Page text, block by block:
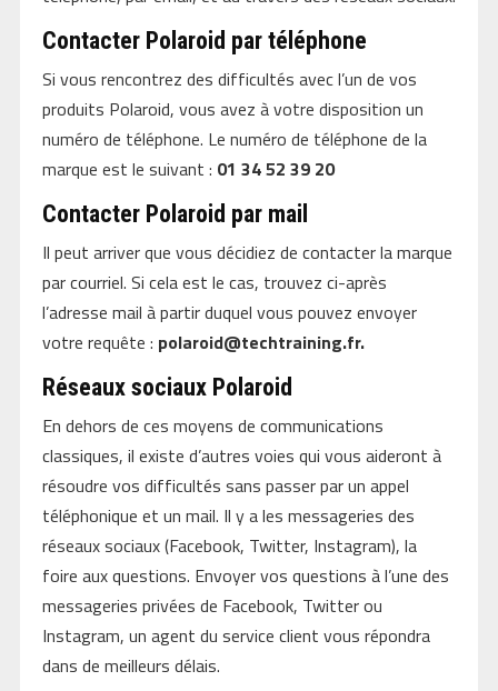
Contacter Polaroid par téléphone
Si vous rencontrez des difficultés avec l’un de vos
produits Polaroid, vous avez à votre disposition un
numéro de téléphone. Le numéro de téléphone de la
marque est le suivant : 01 34 52 39 20
Contacter Polaroid par mail
Il peut arriver que vous décidiez de contacter la marque
par courriel. Si cela est le cas, trouvez ci-après
l’adresse mail à partir duquel vous pouvez envoyer
votre requête : polaroid@techtraining.fr.
Réseaux sociaux Polaroid
En dehors de ces moyens de communications
classiques, il existe d’autres voies qui vous aideront à
résoudre vos difficultés sans passer par un appel
téléphonique et un mail. Il y a les messageries des
réseaux sociaux (Facebook, Twitter, Instagram), la
foire aux questions. Envoyer vos questions à l’une des
messageries privées de Facebook, Twitter ou
Instagram, un agent du service client vous répondra
dans de meilleurs délais.